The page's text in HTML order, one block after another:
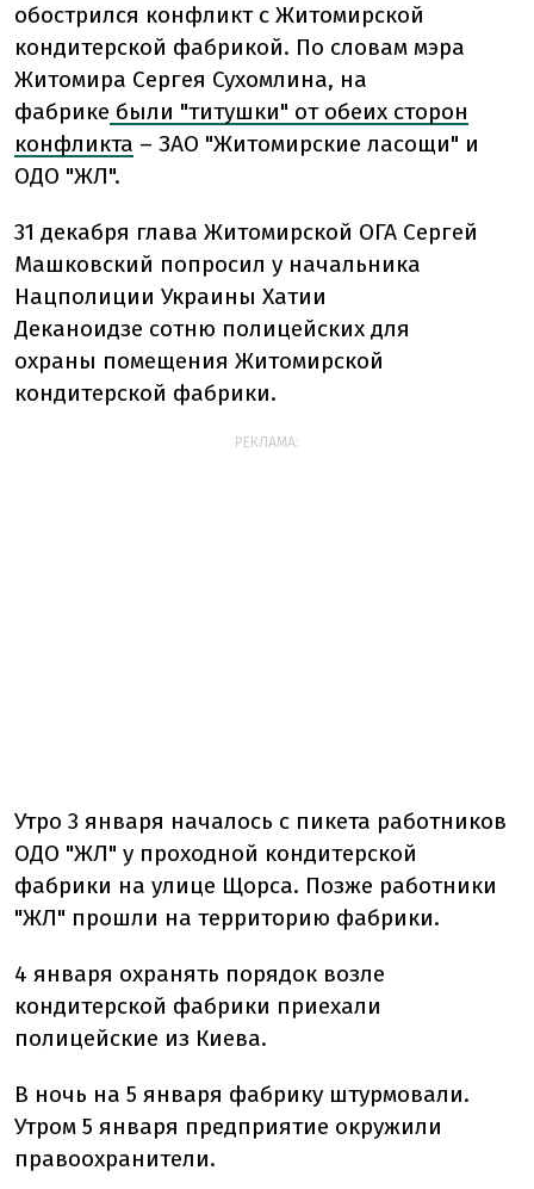
обострился конфликт с Житомирской
кондитерской фабрикой. По словам мэра
Житомира Сергея Сухомлина, на
фабрике были "титушки" от обеих сторон
конфликта – ЗАО "Житомирские ласощи" и
ОДО "ЖЛ".
31 декабря глава Житомирской ОГА Сергей
Машковский попросил у начальника
Нацполиции Украины Хатии
Деканоидзе сотню полицейских для
охраны помещения Житомирской
кондитерской фабрики.
РЕКЛАМА:
Утро 3 января началось с пикета работников
ОДО "ЖЛ" у проходной кондитерской
фабрики на улице Щорса. Позже работники
"ЖЛ" прошли на территорию фабрики.
4 января охранять порядок возле
кондитерской фабрики приехали
полицейские из Киева.
В ночь на 5 января фабрику штурмовали.
Утром 5 января предприятие окружили
правоохранители.